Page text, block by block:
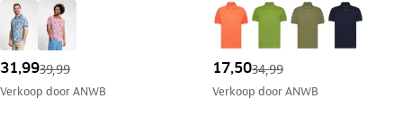
31,9939,99
Verkoop doorANWB
17,5034,99
Verkoop doorANWB